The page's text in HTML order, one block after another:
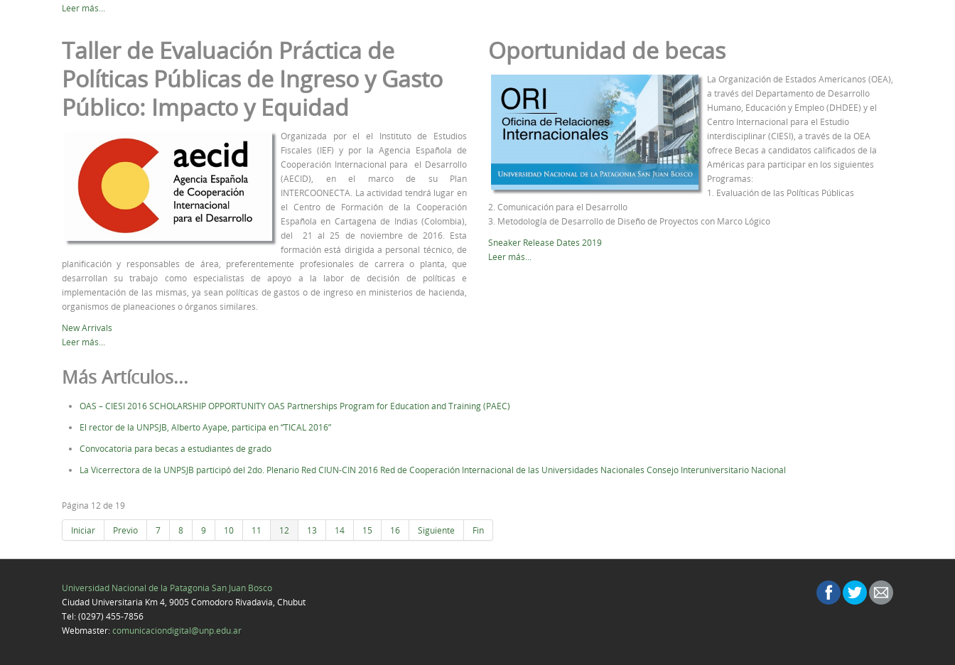
Leer más...
Taller de Evaluación Práctica de
Políticas Públicas de Ingreso y Gasto
Público: Impacto y Equidad
Organizada por el el Instituto de Estudios
Fiscales (IEF) y por la Agencia Española de
Cooperación Internacional para el Desarrollo
(AECID), en el marco de su Plan
INTERCOONECTA. La actividad tendrá lugar en
el Centro de Formación de la Cooperación
Española en Cartagena de Indias (Colombia),
del 21 al 25 de noviembre de 2016. Esta
formación está dirigida a personal técnico, de
planificación y responsables de área, preferentemente profesionales de carrera o planta, que
desarrollan su trabajo como especialistas de apoyo a la labor de decisión de políticas e
implementación de las mismas, ya sean políticas de gastos o de ingreso en ministerios de hacienda,
organismos de planeaciones o órganos similares.
New Arrivals
Leer más...
Oportunidad de becas
La Organización de Estados Americanos (OEA),
a través del Departamento de Desarrollo
Humano, Educación y Empleo (DHDEE) y el
Centro Internacional para el Estudio
interdisciplinar (CIESI), a través de la OEA
ofrece Becas a candidatos calificados de la
Américas para participar en los siguientes
Programas:
1. Evaluación de las Políticas Públicas
2. Comunicación para el Desarrollo
3. Metodología de Desarrollo de Diseño de Proyectos con Marco Lógico
Sneaker Release Dates 2019
Leer más...
Más Artículos...
OAS – CIESI 2016 SCHOLARSHIP OPPORTUNITY OAS Partnerships Program for Education and Training (PAEC)
El rector de la UNPSJB, Alberto Ayape, participa en “TICAL 2016”
Convocatoria para becas a estudiantes de grado
La Vicerrectora de la UNPSJB participó del 2do. Plenario Red CIUN-CIN 2016 Red de Cooperación Internacional de las Universidades Nacionales Consejo Interuniversitario Nacional
Página 12 de 19
Iniciar Previo 7 8 9 10 11 12 13 14 15 16 Siguiente Fin
Universidad Nacional de la Patagonia San Juan Bosco
Ciudad Universitaria Km 4, 9005 Comodoro Rivadavia, Chubut
Tel: (0297) 455-7856
Webmaster:comunicaciondigital@unp.edu.ar